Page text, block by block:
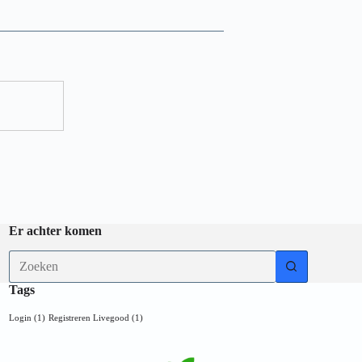
Er achter komen
Tags
Login (1) Registreren Livegood (1)